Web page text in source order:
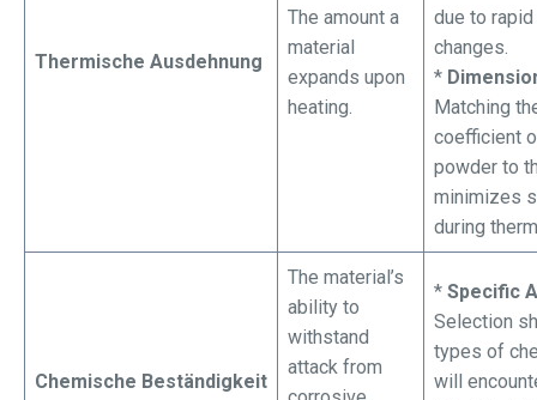
Thermische Ausdehnung
The amount a
material
expands upon
heating.
due to
changes.
*
Matching
coefficient
powder to
minimizes
during
Chemische Beständigkeit
The material’s
ability to
withstand
attack from
* Specific
Selection
types of
will